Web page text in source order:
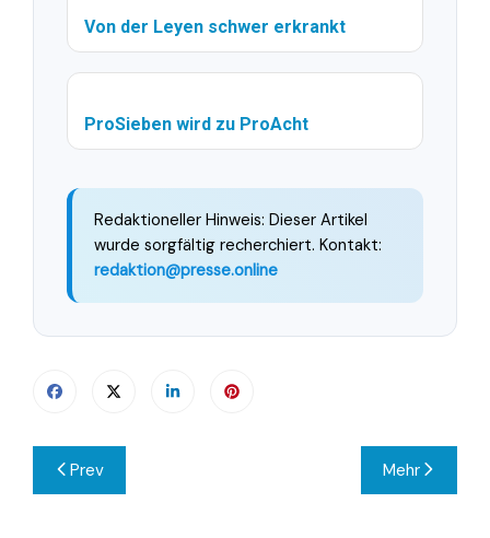
Von der Leyen schwer erkrankt
ProSieben wird zu ProAcht
Redaktioneller Hinweis: Dieser Artikel
wurde sorgfältig recherchiert. Kontakt:
redaktion@presse.online
Beitragsnavigation
Prev Mehr